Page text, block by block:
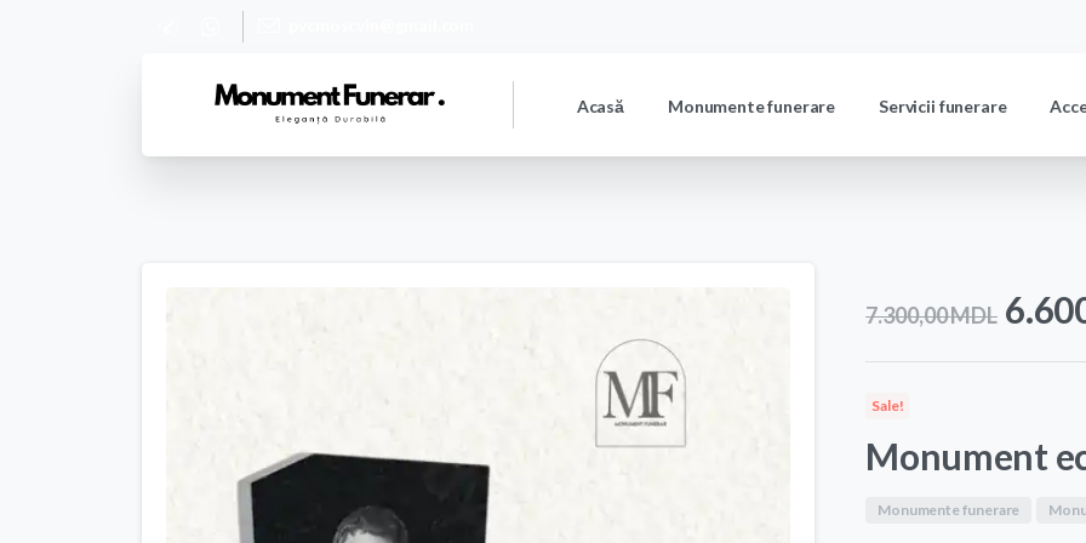
Acasă Monumente funerare Servicii funerare
7.300,00MDL
fost:
Sale!
Monument
Monumente funerare